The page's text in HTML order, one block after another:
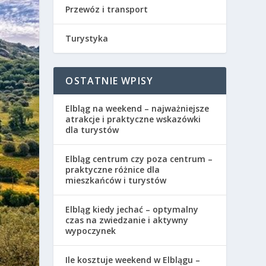
Przewóz i transport
Turystyka
OSTATNIE WPISY
Elbląg na weekend – najważniejsze
atrakcje i praktyczne wskazówki
dla turystów
Elbląg centrum czy poza centrum –
praktyczne różnice dla
mieszkańców i turystów
Elbląg kiedy jechać – optymalny
czas na zwiedzanie i aktywny
wypoczynek
Ile kosztuje weekend w Elblągu –